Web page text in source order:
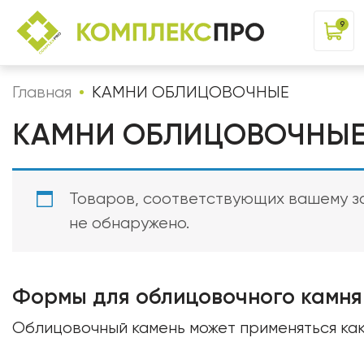
9
Главная КАМНИ ОБЛИЦОВОЧНЫЕ
КАМНИ
Товаров, соответствующих вашему
не обнаружено.
Формы для облицовочного камня
Облицовочный камень может применяться